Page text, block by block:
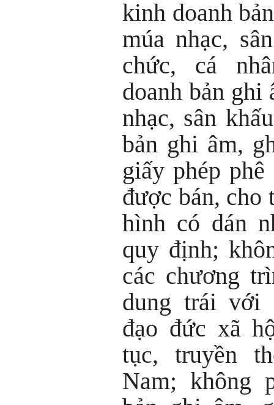
kinh doanh
múa nhạc,
chức, cá
doanh bản ghi
nhạc, sân
bản ghi âm,
giấy phép
được bán, cho
hình có dán
quy định;
các chương
dung trái với
đạo đức xã
tục, truyền
Nam; không